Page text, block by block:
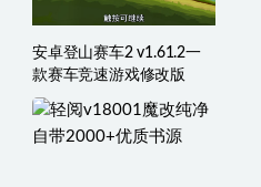
安卓登山赛车2 v1.61.2一
款赛车竞速游戏修改版